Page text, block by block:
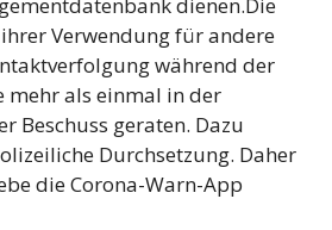
dienen.Die
Verwendung für andere
während der
mehr als einmal in der
Beschuss geraten. Dazu
Durchsetzung. Daher
die Corona-Warn-App